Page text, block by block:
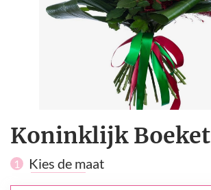
Koninklijk Boeket
1 Kies de maat